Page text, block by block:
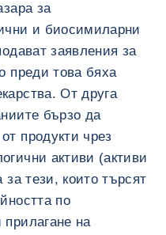
за
и биосимиларни
заявления за
преди това бяха
От друга
бързо да
продукти чрез
активи (активи
за тези, които търсят
по
на